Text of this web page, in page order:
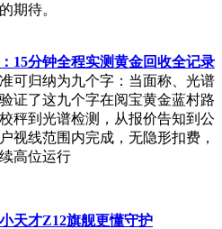
期待。
15分钟全程实测黄金回收全记录
可归纳为九个字：当面称、光谱
证了这九个字在阅宝黄金蓝村路
秤到光谱检测，从报价告知到公
视线范围内完成，无隐形扣费，
高位运行
天才Z12旗舰更懂守护